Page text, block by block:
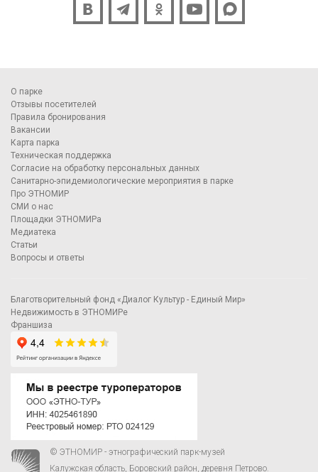
О парке
Отзывы посетителей
Правила бронирования
Вакансии
Карта парка
Техническая поддержка
Согласие на обработку персональных данных
Санитарно-эпидемиологические мероприятия в парке
Про ЭТНОМИР
СМИ о нас
Площадки ЭТНОМИРа
Медиатека
Статьи
Вопросы и ответы
Благотворительный фонд «Диалог Культур - Единый Мир»
Недвижимость в ЭТНОМИРе
Франшиза
© ЭТНОМИР - этнографический парк-музей
Калужская область, Боровский район, деревня Петрово.